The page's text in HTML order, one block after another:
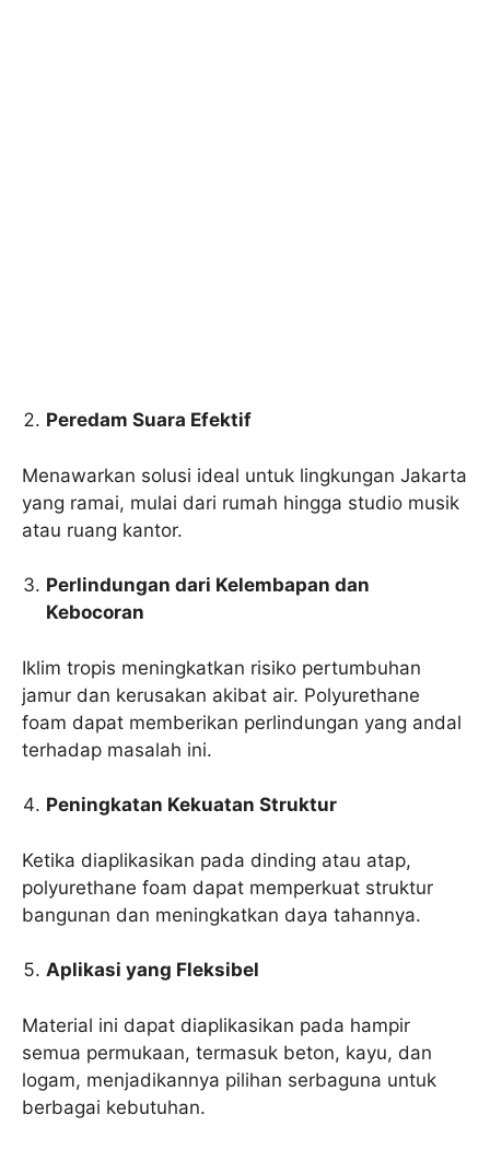
Peredam Suara Efektif
Menawarkan solusi ideal untuk lingkungan Jakarta
yang ramai, mulai dari rumah hingga studio musik
atau ruang kantor.
Perlindungan dari Kelembapan dan
Kebocoran
Iklim tropis meningkatkan risiko pertumbuhan
jamur dan kerusakan akibat air. Polyurethane
foam dapat memberikan perlindungan yang andal
terhadap masalah ini.
Peningkatan Kekuatan Struktur
Ketika diaplikasikan pada dinding atau atap,
polyurethane foam dapat memperkuat struktur
bangunan dan meningkatkan daya tahannya.
Aplikasi yang Fleksibel
Material ini dapat diaplikasikan pada hampir
semua permukaan, termasuk beton, kayu, dan
logam, menjadikannya pilihan serbaguna untuk
berbagai kebutuhan.